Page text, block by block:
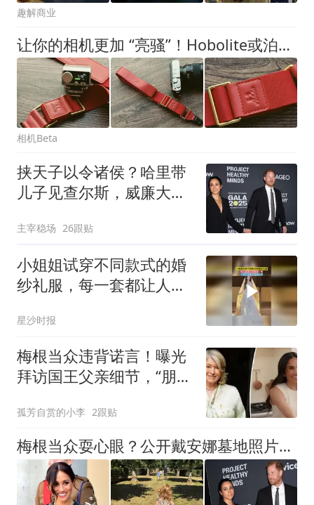
趣解商业
让你的相机更加 “亮骚”！Hobolite或泊漫影奢华肩带！
相机Beta
挟天子以令诸侯？哈里带
儿子见查尔斯，威廉大
主宰稳场 26跟贴
小姐姐试穿不同款式的婚
纱礼服，每一套都让人眼
最好看
星沙时报
梅根当众违背诺言！曝光
拜访国王父亲细节，“朋
孤芳自赏的小李 2跟贴
梅根当众耍心眼？公开戴安娜墓地照片，查尔斯威廉怒骂粗俗